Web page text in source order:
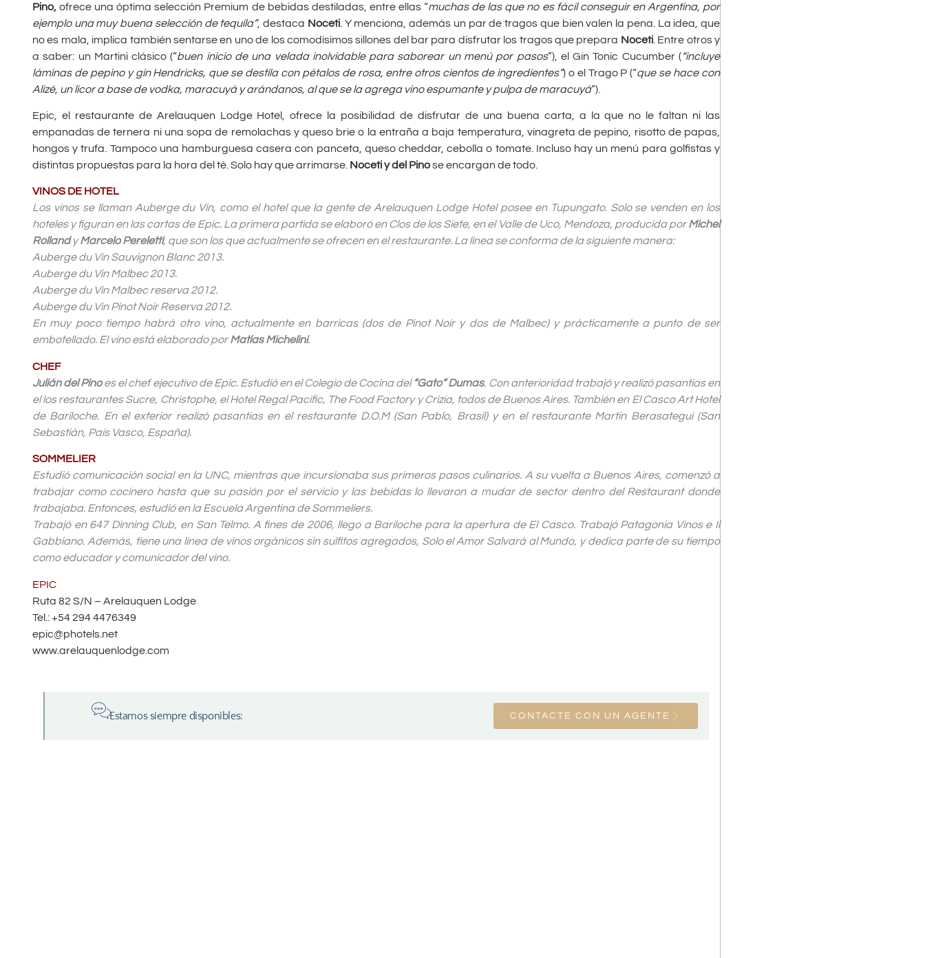
Pino,ofrece una óptima selección Premium de bebidas destiladas, entre ellas “muchas de las que no es fácil conseguir en Argentina, por
ejemplo una muy buena selección de tequila”, destaca Noceti. Y menciona, además un par de tragos que bien valen la pena. La idea, que
no es mala, implica también sentarse en uno de los comodísimos sillones del bar para disfrutar los tragos que prepara Noceti. Entre otros y
a saber: un Martini clásico (“buen inicio de una velada inolvidable para saborear un menú por pasos”), el Gin Tonic Cucumber (“incluye
láminas de pepino y gin Hendricks, que se destila con pétalos de rosa, entre otros cientos de ingredientes”) o el Trago P (“que se hace con
Alizé, un licor a base de vodka, maracuyá y arándanos, al que se la agrega vino espumante y pulpa de maracuyá”).
Epic, el restaurante de Arelauquen Lodge Hotel, ofrece la posibilidad de disfrutar de una buena carta, a la que no le faltan ni las
empanadas de ternera ni una sopa de remolachas y queso brie o la entraña a baja temperatura, vinagreta de pepino, risotto de papas,
hongos y trufa. Tampoco una hamburguesa casera con panceta, queso cheddar, cebolla o tomate. Incluso hay un menú para golfistas y
distintas propuestas para la hora del té. Solo hay que arrimarse. Noceti y del Pinose encargan de todo.
VINOS DE HOTEL
Los vinos se llaman Auberge du Vin, como el hotel que la gente de Arelauquen Lodge Hotel posee en Tupungato. Solo se venden en los
hoteles y figuran en las cartas de Epic. La primera partida se elaboró en Clos de los Siete, en el Valle de Uco, Mendoza, producida porMichel
RollandyMarcelo Pereletti, que son los que actualmente se ofrecen en el restaurante. La línea se conforma de la siguiente manera:
Auberge du Vin Sauvignon Blanc 2013.
Auberge du Vin Malbec 2013.
Auberge du Vin Malbec reserva 2012.
Auberge du Vin Pinot Noir Reserva 2012.
En muy poco tiempo habrá otro vino, actualmente en barricas (dos de Pinot Noir y dos de Malbec) y prácticamente a punto de ser
embotellado. El vino está elaborado porMatías Michelini.
CHEF
Julián del Pinoes el chef ejecutivo de Epic. Estudió en el Colegio de Cocina del“Gato” Dumas. Con anterioridad trabajó y realizó pasantías en
el los restaurantes Sucre, Christophe, el Hotel Regal Pacific, The Food Factory y Crizia, todos de Buenos Aires. También en El Casco Art Hotel
de Bariloche. En el exterior realizó pasantías en el restaurante D.O.M (San Pablo, Brasil) y en el restaurante Martín Berasategui (San
Sebastián, País Vasco, España).
SOMMELIER
Estudió comunicación social en la UNC, mientras que incursionaba sus primeros pasos culinarios. A su vuelta a Buenos Aires, comenzó a
trabajar como cocinero hasta que su pasión por el servicio y las bebidas lo llevaron a mudar de sector dentro del Restaurant donde
trabajaba. Entonces, estudió en la Escuela Argentina de Sommeliers.
Trabajó en 647 Dinning Club, en San Telmo. A fines de 2006, llego a Bariloche para la apertura de El Casco. Trabajó Patagonia Vinos e Il
Gabbiano. Además, tiene una línea de vinos orgánicos sin sulfitos agregados, Solo el Amor Salvará al Mundo, y dedica parte de su tiempo
como educador y comunicador del vino.
EPIC
Ruta 82 S/N – Arelauquen Lodge
Tel.: +54 294 4476349
epic@photels.net
www.arelauquenlodge.com
Estamos siempre disponibles: CONTACTE CON UN AGENTE